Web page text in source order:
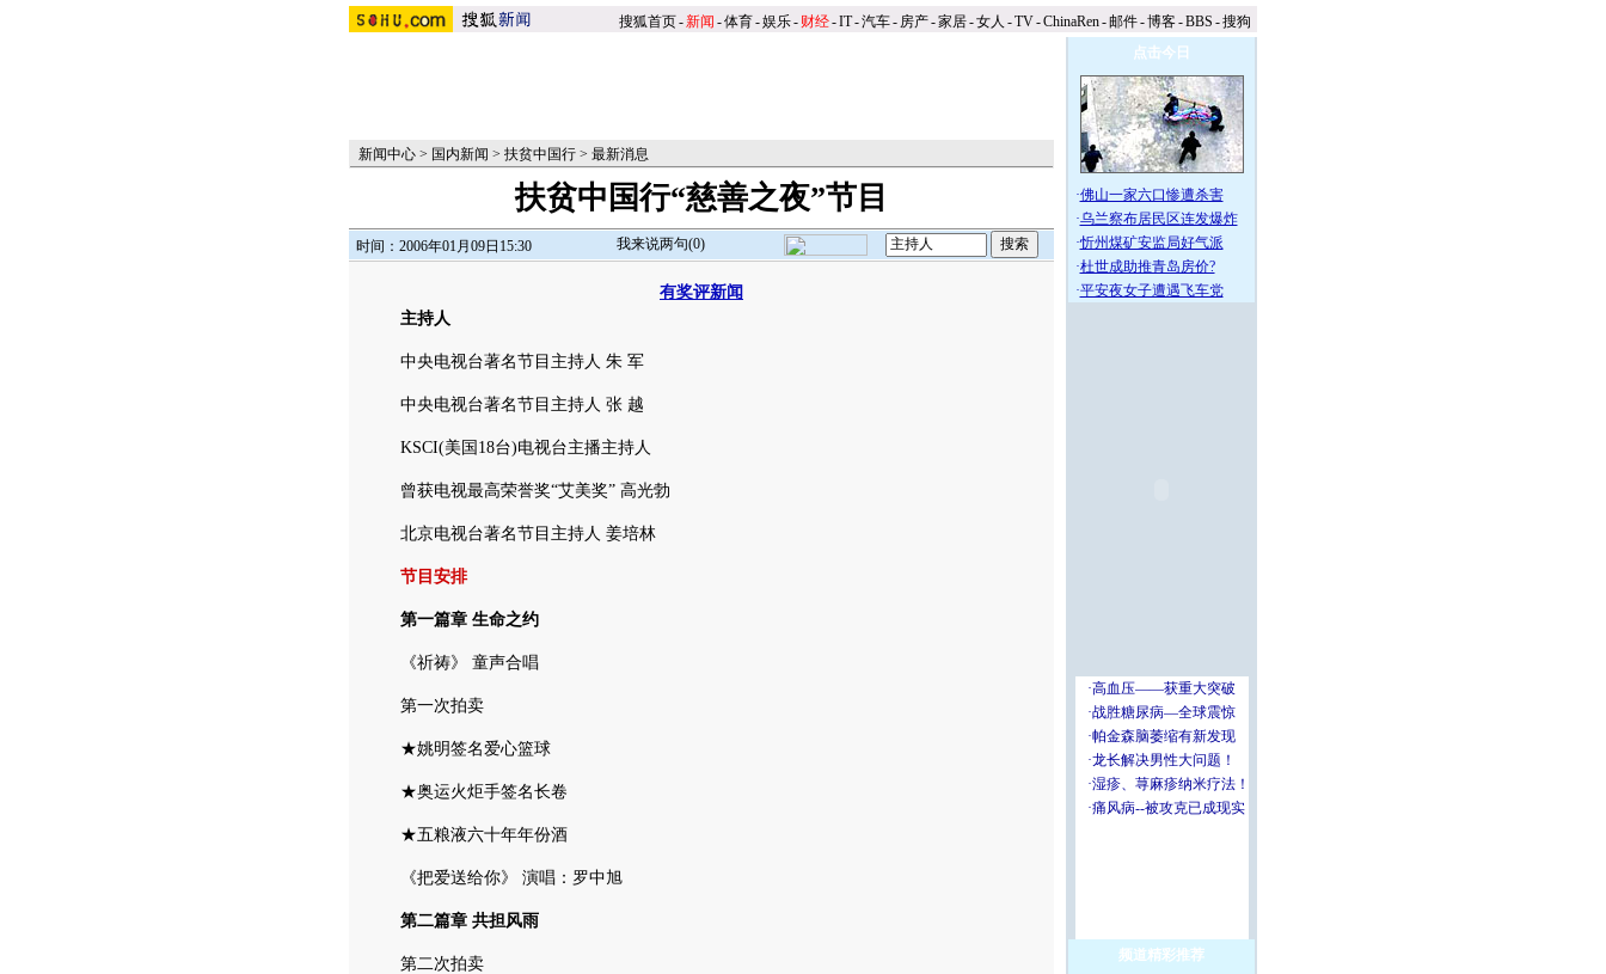
搜狐首页-新闻 -体育-娱乐- 财经-IT-汽车- 房产-家居-女人 -TV-ChinaRen-邮件-博客-BBS -搜狗
新闻中心 > 国内新闻 > 扶贫中国行 > 最新消息
扶贫中国行“慈善之夜”节目
时间：2006年01月09日15:30 我来说两句(0)
有奖评新闻
主持人
中央电视台著名节目主持人 朱 军
中央电视台著名节目主持人 张 越
KSCI(美国18台)电视台主播主持人
曾获电视最高荣誉奖“艾美奖” 高光勃
北京电视台著名节目主持人 姜培林
节目安排
第一篇章 生命之约
《祈祷》 童声合唱
第一次拍卖
★姚明签名爱心篮球
★奥运火炬手签名长卷
★五粮液六十年年份酒
《把爱送给你》 演唱：罗中旭
第二篇章 共担风雨
第二次拍卖
点击今日
·佛山一家六口惨遭杀害
·乌兰察布居民区连发爆炸
·忻州煤矿安监局好气派
·杜世成助推青岛房价?
·平安夜女子遭遇飞车党
频道精彩推荐